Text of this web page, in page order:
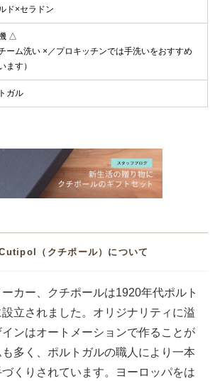
ド×セラドン
△
チーム洗い ×／プロキッチンでは手洗いをおすすめ
ます）
ガル
（クチポール）について
カー、クチポールは1920年代ポルト
立されました。オリジナリティに溢
ンはオートメーションで作ることが
多く、ポルトガルの職人により一本
くりされています。ヨーロッパをは